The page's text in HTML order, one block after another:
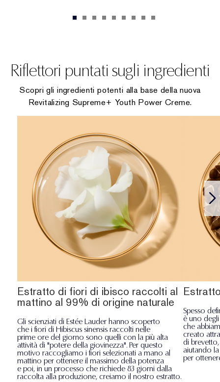
Riflettori puntati sugli ingredienti
Scopri gli ingredienti potenti alla base della nuova
Revitalizing Supreme+ Youth Power Creme.
Estratto di fiori di ibisco raccolti al
mattino al 99% di origine naturale
Gli scienziati di Estée Lauder hanno scoperto
che i fiori di Hibiscus sinensis raccolti nelle
prime ore del giorno sono quelli con la più alta
attività di "potere della giovinezza". Per questo
motivo raccogliamo i fiori selezionati a mano al
mattino per ottenere il massimo della potenza
e poi, in un processo che richiede 83 giorni dalla
raccolta alla produzione, creiamo il nostro estratto.
Spesso
è uno
che
creato
di
aiutando
per